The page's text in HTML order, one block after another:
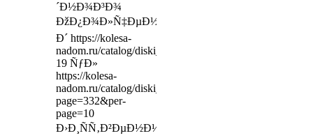
´Ð½Ð¾Ð³Ð¾
ÐžÐ¿Ð¾Ð»Ñ‡ÐµÐ½Ð¸Ñ,
Ð´ https://kolesa-
nadom.ru/catalog/diski_legkovy/model/306272/
19 ÑƒÐ»
https://kolesa-
nadom.ru/catalog/diski_legkovy/car?
page=332&per-
page=10
Ð›Ð¸ÑÑ‚Ð²ÐµÐ½Ð½Ð°Ñ,